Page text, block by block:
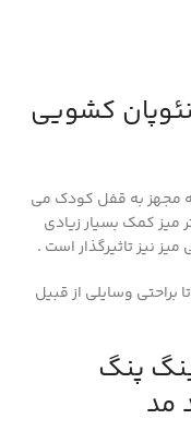
نئوپان کشویی
مجهز به قفل کودک می
میز کمک بسیار زیادی
نیز تاثیرگذار است .
وسایلی از قبیل
پنگ
مد